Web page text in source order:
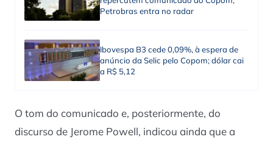
Petrobras entra no radar
Ibovespa B3 cede 0,09%, à espera de
anúncio da Selic pelo Copom; dólar cai
a R$ 5,12
O tom do comunicado e, posteriormente, do
discurso de Jerome Powell, indicou ainda que a